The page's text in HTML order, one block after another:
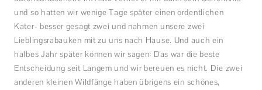
und so hatten wir wenige Tage später einen ordentlichen
Kater- besser gesagt zwei und nahmen unsere zwei
Lieblingsrabauken mit zu uns nach Hause. Und auch ein
halbes Jahr später können wir sagen: Das war die beste
Entscheidung seit Langem und wir bereuen es nicht. Die zwei
anderen kleinen Wildfänge haben übrigens ein schönes,